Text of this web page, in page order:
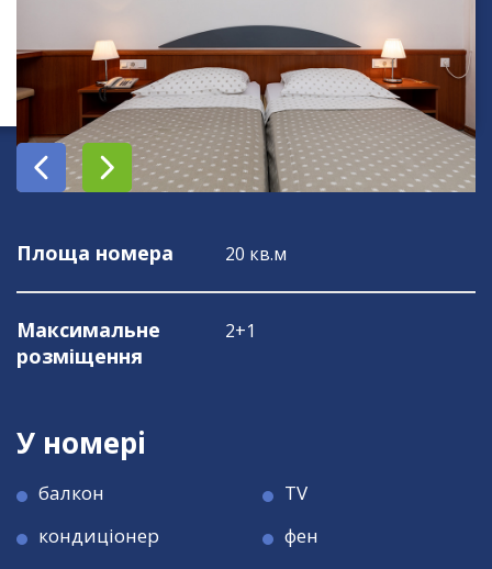
Площа номера 20 кв.м
Максимальне
розміщення
2+1
У номері
балкон
кондиціонер
TV
фен